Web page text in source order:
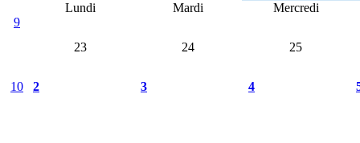
Lundi Mardi
Mercredi
9
23
24 25
10 2 3 4